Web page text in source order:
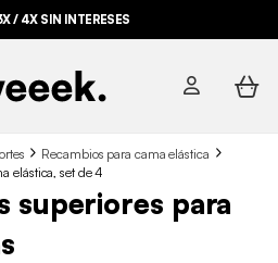
/ 4X SIN INTERESES
Recambios para cama elástica
elástica, set de 4
superiores para